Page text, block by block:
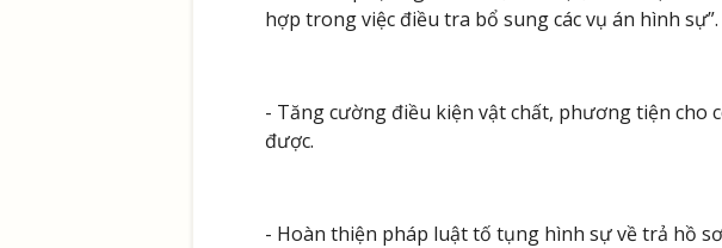
hợp trong việc điều tra bổ sung các vụ án hình sự”.
- Tăng cường điều kiện vật chất, phương tiện cho
được.
- Hoàn thiện pháp luật tố tụng hình sự về trả hồ